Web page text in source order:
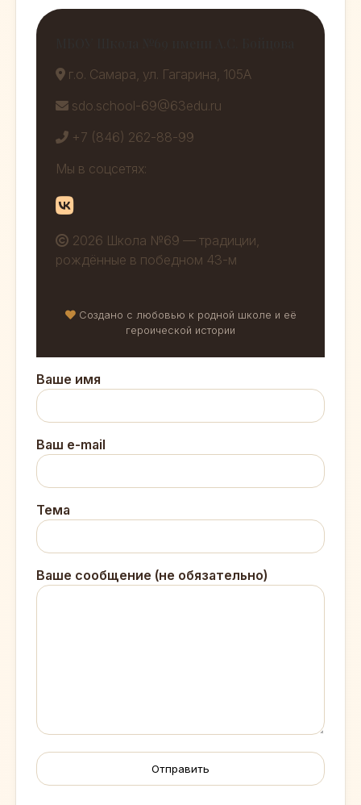
г.о. Самара, ул. Гагарина, 105А
sdo.school-69@63edu.ru
+7 (846) 262-88-99
Мы в соцсетях:
2026 Школа №69 — традиции,
рождённые в победном 43-м
Создано с любовью к родной школе и её
героической истории
Ваше имя
Ваш e-mail
Тема
Ваше сообщение (не обязательно)